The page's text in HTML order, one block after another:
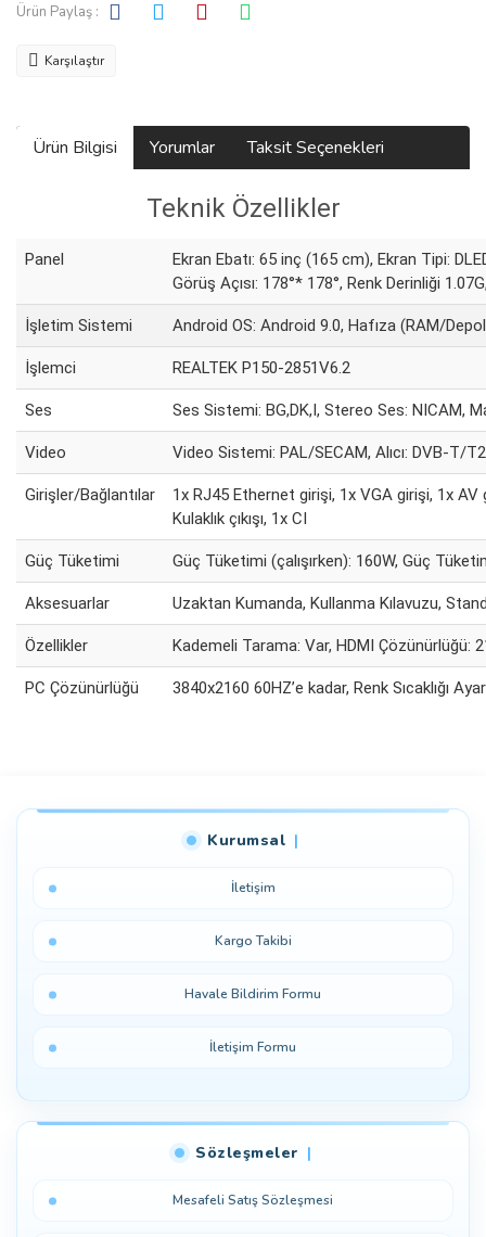
Ürün Paylaş :
Karşılaştır
Ürün Bilgisi Yorumlar Taksit Seçenekleri
Teknik Özellikler
Panel
Ekran Ebatı: 65 inç (165 cm), Ekran Tipi:
Görüş Açısı: 178°* 178°, Renk Derinliği
İşletim Sistemi Android OS: Android 9.0, Hafıza (RAM/
İşlemci REALTEK P150-2851V6.2
Ses Ses Sistemi: BG,DK,I, Stereo Ses: NICAM,
Video Video Sistemi: PAL/SECAM, Alıcı: DVB-T/
Girişler/Bağlantılar
1x RJ45 Ethernet girişi, 1x VGA girişi, 1x AV
Kulaklık çıkışı, 1x CI
Güç Tüketimi Güç Tüketimi (çalışırken): 160W, Güç
Aksesuarlar Uzaktan Kumanda, Kullanma Kılavuzu,
Özellikler Kademeli Tarama: Var, HDMI Çözünürlüğü:
PC Çözünürlüğü 3840x2160 60HZ’e kadar, Renk Sıcaklığı
Kurumsal
İletişim
Kargo Takibi
Havale Bildirim Formu
İletişim Formu
Sözleşmeler
Mesafeli Satış Sözleşmesi